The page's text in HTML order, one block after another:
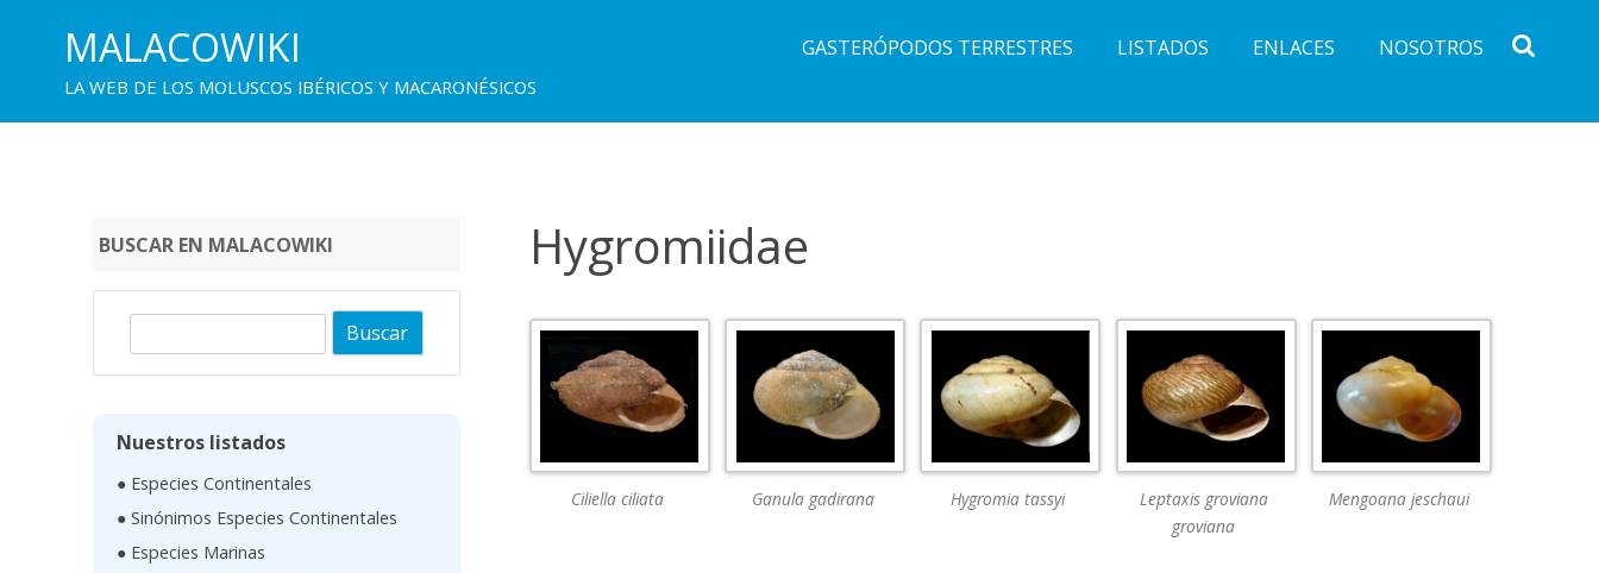
MALACOWIKI
LA WEB DE LOS MOLUSCOS IBÉRICOS Y MACARONÉSICOS
GASTERÓPODOS TERRESTRES LISTADOS ENLACES NOSOTROS
Hygromiidae
Ciliella ciliata Ganula gadirana Hygromia tassyi
Leptaxis groviana
groviana
Mengoana jeschaui
BUSCAR EN MALACOWIKI
Nuestros listados
● Especies Continentales
● Sinónimos Especies Continentales
● Especies Marinas